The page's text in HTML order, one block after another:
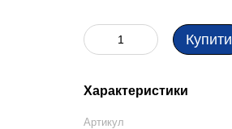
Купити
Характеристики
Артикул